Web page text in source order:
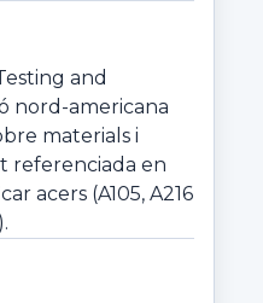
and
nord-americana
materials i
referenciada en
acers (A105, A216